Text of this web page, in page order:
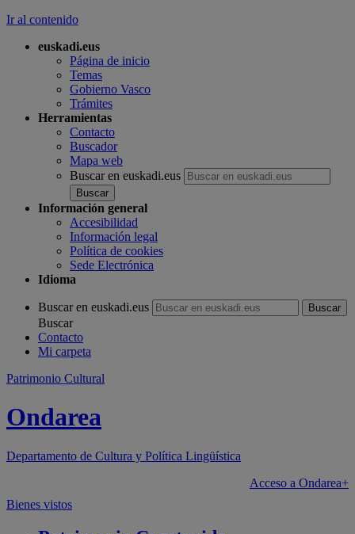
Ir al contenido
euskadi.eus
Página de inicio
Temas
Gobierno Vasco
Trámites
Herramientas
Contacto
Buscador
Mapa web
Buscar en euskadi.eus
Información general
Accesibilidad
Información legal
Política de cookies
Sede Electrónica
Idioma
Buscar en euskadi.eus
Buscar
Contacto
Mi carpeta
Patrimonio Cultural
Ondarea
Departamento de Cultura y Política Lingüística
Acceso a Ondarea+
Bienes vistos